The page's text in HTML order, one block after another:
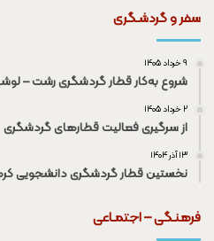
سفر و گردشـگری
۹ خرداد ۱۴۰۵
شروع به‌کار قطار گردشگری رشت –
۲ خرداد ۱۴۰۵
از سرگیری فعالیت قطار‌های گردشگری
۱۳ آذر ۱۴۰۴
نخستین قطار گردشگری دانشجویی
فرهنـگی – اجتمـاعی